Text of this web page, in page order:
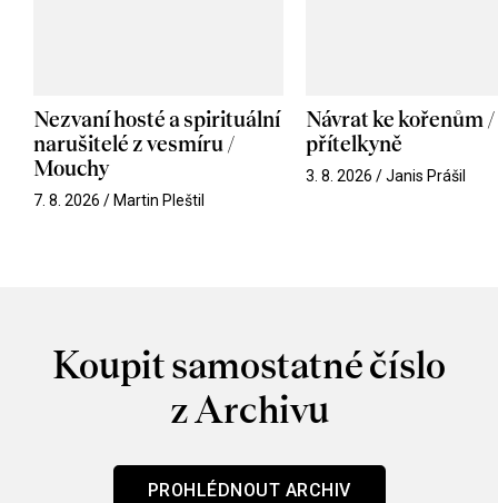
Nezvaní hosté a spirituální
narušitelé z vesmíru /
Mouchy
7. 8. 2026 / Martin Pleštil
Návrat ke kořenům
přítelkyně
3. 8. 2026 / Janis Prášil
Koupit samostatné číslo
z Archivu
PROHLÉDNOUT ARCHIV